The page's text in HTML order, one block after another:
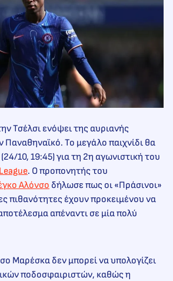
Τσέλσι ενόψει της αυριανής
Το μεγάλο παιχνίδι θα
10, 19:45) για τη 2η αγωνιστική του
. O προπονητής του
Αλόνσο δήλωσε πως οι «Πράσινοι»
πιθανότητες έχουν προκειμένου να
απέναντι σε μία πολύ
Μαρέσκα δεν μπορεί να υπολογίζει
ποδοσφαιριστών, καθώς η